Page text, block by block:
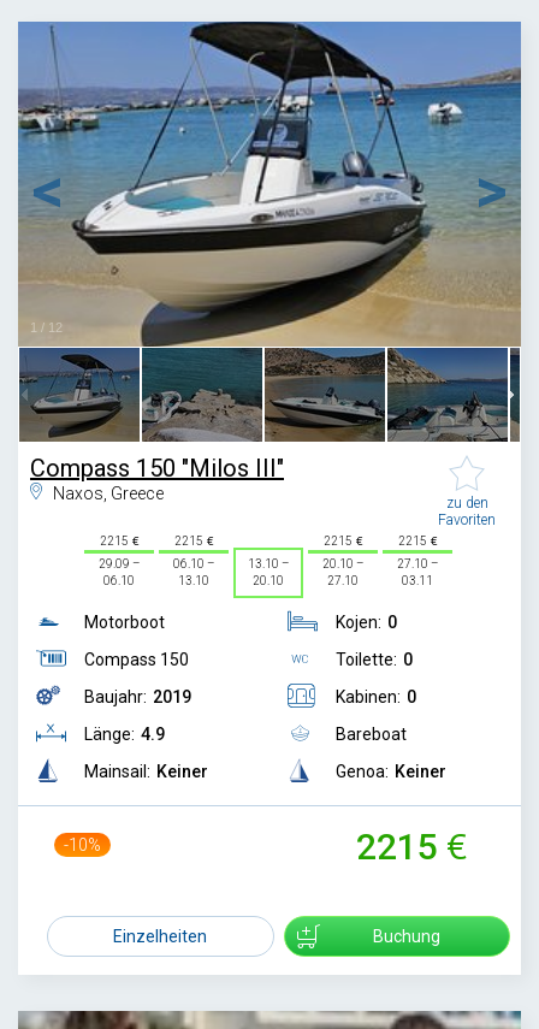
1 / 12
Compass 150 "Milos III"
Naxos, Greece
zu den
Favoriten
2215
29.09 –
06.10
2215
06.10 –
13.10
13.10 –
20.10
2215
20.10 –
27.10
2215
27.10 –
03.11
Motorboot
Compass 150
Baujahr: 2019
Länge: 4.9
Mainsail: Keiner
Kojen: 0
Toilette: 0
Kabinen: 0
Bareboat
Genoa: Keiner
-10% 2215
Einzelheiten Buchung